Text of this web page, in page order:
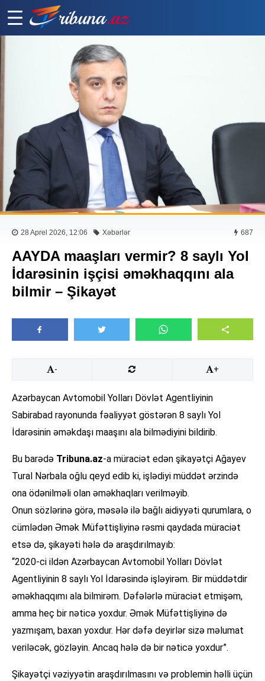
28 Aprel 2026, 12:06 Xəbərlər 687
AAYDA maaşları vermir? 8 saylı Yol
İdarəsinin işçisi əməkhaqqını ala
bilmir – Şikayət
- +
Azərbaycan Avtomobil Yolları Dövlət Agentliyinin
Sabirabad rayonunda fəaliyyət göstərən 8 saylı Yol
İdarəsinin əməkdaşı maaşını ala bilmədiyini bildirib.
Bu barədə Tribuna.az-a müraciət edən şikayətçi Ağayev
Tural Nərbala oğlu qeyd edib ki, işlədiyi müddət ərzində
ona ödənilməli olan əməkhaqları verilməyib.
Onun sözlərinə görə, məsələ ilə bağlı aidiyyəti qurumlara, o
cümlədən Əmək Müfəttişliyinə rəsmi qaydada müraciət
etsə də, şikayəti hələ də araşdırılmayıb:
“2020-ci ildən Azərbaycan Avtomobil Yolları Dövlət
Agentliyinin 8 saylı Yol İdarəsində işləyirəm. Bir müddətdir
əməkhaqqımı ala bilmirəm. Dəfələrlə müraciət etmişəm,
amma heç bir nəticə yoxdur. Əmək Müfəttişliyinə də
yazmışam, baxan yoxdur. Hər dəfə deyirlər sizə məlumat
veriləcək, gözləyin. Ancaq hələ də bir nəticə yoxdur”.
Şikayətçi vəziyyətin araşdırılmasını və problemin həlli üçün